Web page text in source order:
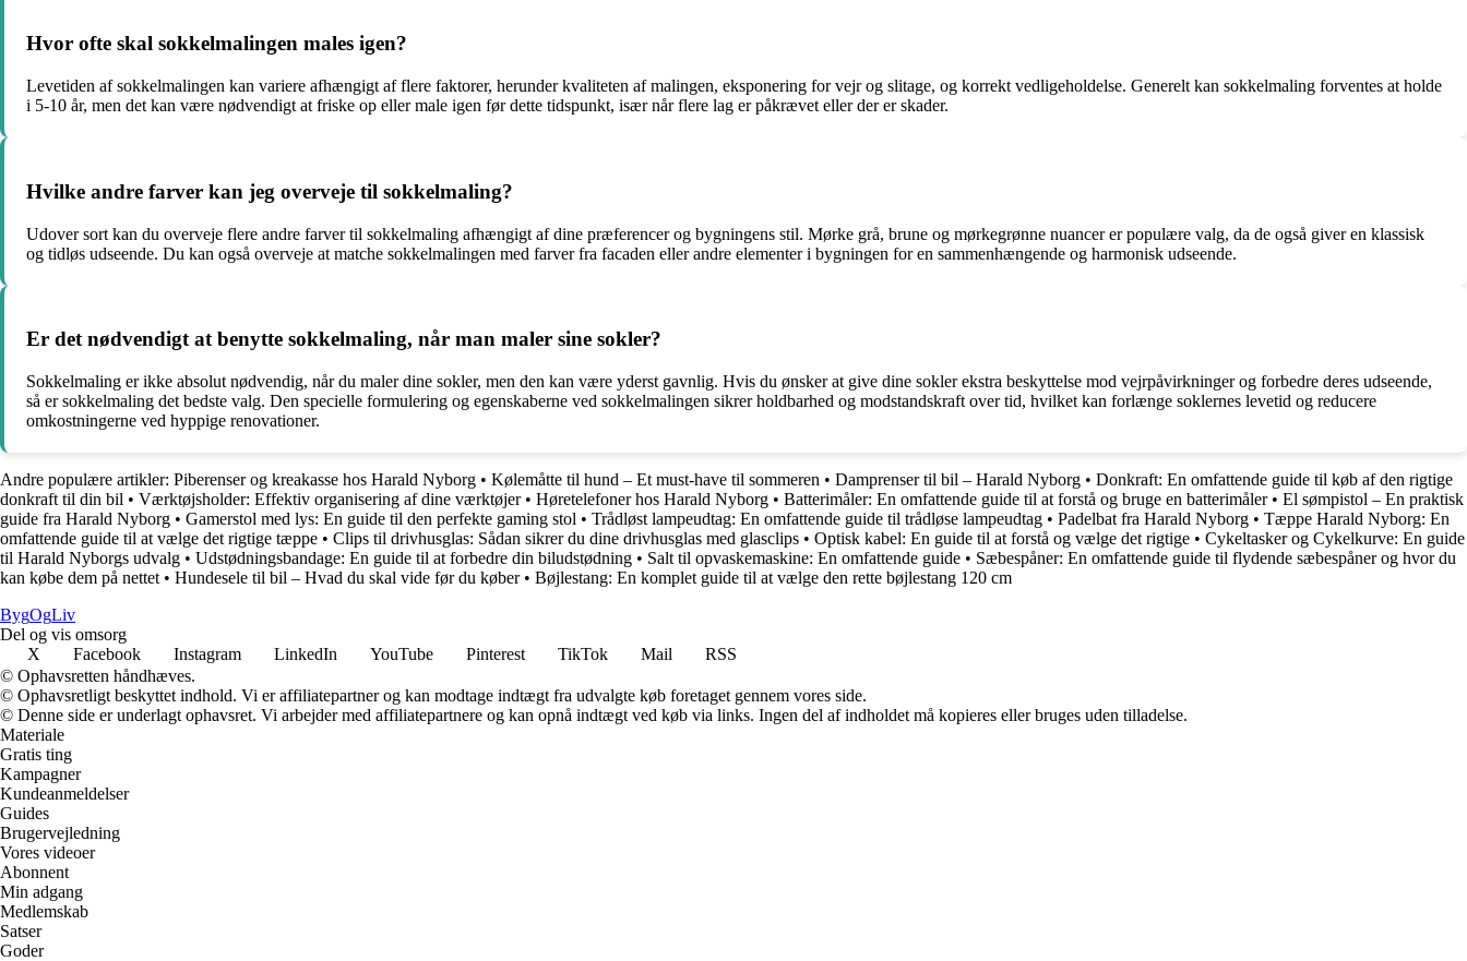
Hvor ofte skal sokkelmalingen males igen?
Levetiden af sokkelmalingen kan variere afhængigt af flere faktorer, herunder kvaliteten af malingen, eksponering for vejr og slitage, og korrekt vedligeholdelse. Generelt kan sokkelmaling forventes at holde
i 5-10 år, men det kan være nødvendigt at friske op eller male igen før dette tidspunkt, især når flere lag er påkrævet eller der er skader.
Hvilke andre farver kan jeg overveje til sokkelmaling?
Udover sort kan du overveje flere andre farver til sokkelmaling afhængigt af dine præferencer og bygningens stil. Mørke grå, brune og mørkegrønne nuancer er populære valg, da de også giver en klassisk
og tidløs udseende. Du kan også overveje at matche sokkelmalingen med farver fra facaden eller andre elementer i bygningen for en sammenhængende og harmonisk udseende.
Er det nødvendigt at benytte sokkelmaling, når man maler sine sokler?
Sokkelmaling er ikke absolut nødvendig, når du maler dine sokler, men den kan være yderst gavnlig. Hvis du ønsker at give dine sokler ekstra beskyttelse mod vejrpåvirkninger og forbedre deres udseende,
så er sokkelmaling det bedste valg. Den specielle formulering og egenskaberne ved sokkelmalingen sikrer holdbarhed og modstandskraft over tid, hvilket kan forlænge soklernes levetid og reducere
omkostningerne ved hyppige renovationer.
Andre populære artikler: Piberenser og kreakasse hos Harald Nyborg • Kølemåtte til hund – Et must-have til sommeren • Damprenser til bil – Harald Nyborg • Donkraft: En omfattende guide til køb af den rigtige
donkraft til din bil • Værktøjsholder: Effektiv organisering af dine værktøjer• Høretelefoner hos Harald Nyborg • Batterimåler: En omfattende guide til at forstå og bruge en batterimåler• El sømpistol – En praktisk
guide fra Harald Nyborg • Gamerstol med lys: En guide til den perfekte gaming stol • Trådløst lampeudtag: En omfattende guide til trådløse lampeudtag • Padelbat fra Harald Nyborg • Tæppe Harald Nyborg: En
omfattende guide til at vælge det rigtige tæppe • Clips til drivhusglas: Sådan sikrer du dine drivhusglas med glasclips • Optisk kabel: En guide til at forstå og vælge det rigtige • Cykeltasker og Cykelkurve: En guide
til Harald Nyborgs udvalg • Udstødningsbandage: En guide til at forbedre din biludstødning • Salt til opvaskemaskine: En omfattende guide • Sæbespåner: En omfattende guide til flydende sæbespåner og hvor du
kan købe dem på nettet • Hundesele til bil – Hvad du skal vide før du køber• Bøjlestang: En komplet guide til at vælge den rette bøjlestang 120 cm
BygOgLiv
Del og vis omsorg
X
Facebook Instagram LinkedIn YouTube Pinterest TikTok Mail
RSS
© Ophavsretten håndhæves.
© Ophavsretligt beskyttet indhold. Vi er affiliatepartner og kan modtage indtægt fra udvalgte køb foretaget gennem vores side.
© Denne side er underlagt ophavsret. Vi arbejder med affiliatepartnere og kan opnå indtægt ved køb via links. Ingen del af indholdet må kopieres eller bruges uden tilladelse.
Materiale
Gratis ting
Kampagner
Kundeanmeldelser
Guides
Brugervejledning
Vores videoer
Abonnent
Min adgang
Medlemskab
Satser
Goder